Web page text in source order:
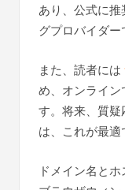
あり、公式に
グプロバイダー
また、読者には
め、オンライ
す。将来、質
は、これが最適
ドメイン名と